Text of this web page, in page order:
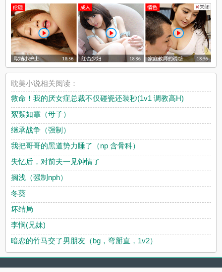
耽美小说相关阅读：
救命！我的厌女症总裁不仅碰瓷还装秒(1v1 调教高H)
絮絮如霏（母子）
继承战争（强制）
我把哥哥的黑道势力睡了（np 含骨科）
失忆后，对前夫一见钟情了
搁浅（强制nph）
冬葵
坏结局
李悯(兄妹)
暗恋的竹马交了男朋友（bg，弯掰直，1v2）